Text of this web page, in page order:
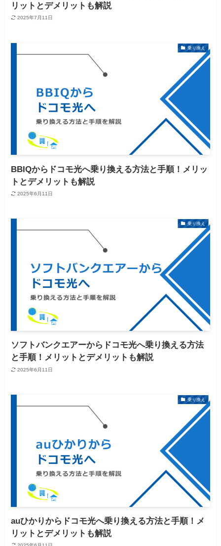
リットとデメリットも解説
2025年7月11日
乗り換え
BBIQからドコモ光へ乗り換える方法と手順！メリッ
トとデメリットも解説
2025年6月11日
乗り換え
ソフトバンクエアーからドコモ光へ乗り換える方法
と手順！メリットとデメリットも解説
2025年6月11日
乗り換え
auひかりからドコモ光へ乗り換える方法と手順！メ
リットとデメリットも解説